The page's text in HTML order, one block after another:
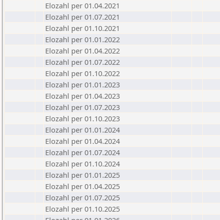
Elozahl per 01.04.2021
Elozahl per 01.07.2021
Elozahl per 01.10.2021
Elozahl per 01.01.2022
Elozahl per 01.04.2022
Elozahl per 01.07.2022
Elozahl per 01.10.2022
Elozahl per 01.01.2023
Elozahl per 01.04.2023
Elozahl per 01.07.2023
Elozahl per 01.10.2023
Elozahl per 01.01.2024
Elozahl per 01.04.2024
Elozahl per 01.07.2024
Elozahl per 01.10.2024
Elozahl per 01.01.2025
Elozahl per 01.04.2025
Elozahl per 01.07.2025
Elozahl per 01.10.2025